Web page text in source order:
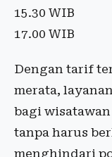
15.30 WIB
17.00 WIB
Dengan tarif
merata,
bagi
tanpa harus
menghindari